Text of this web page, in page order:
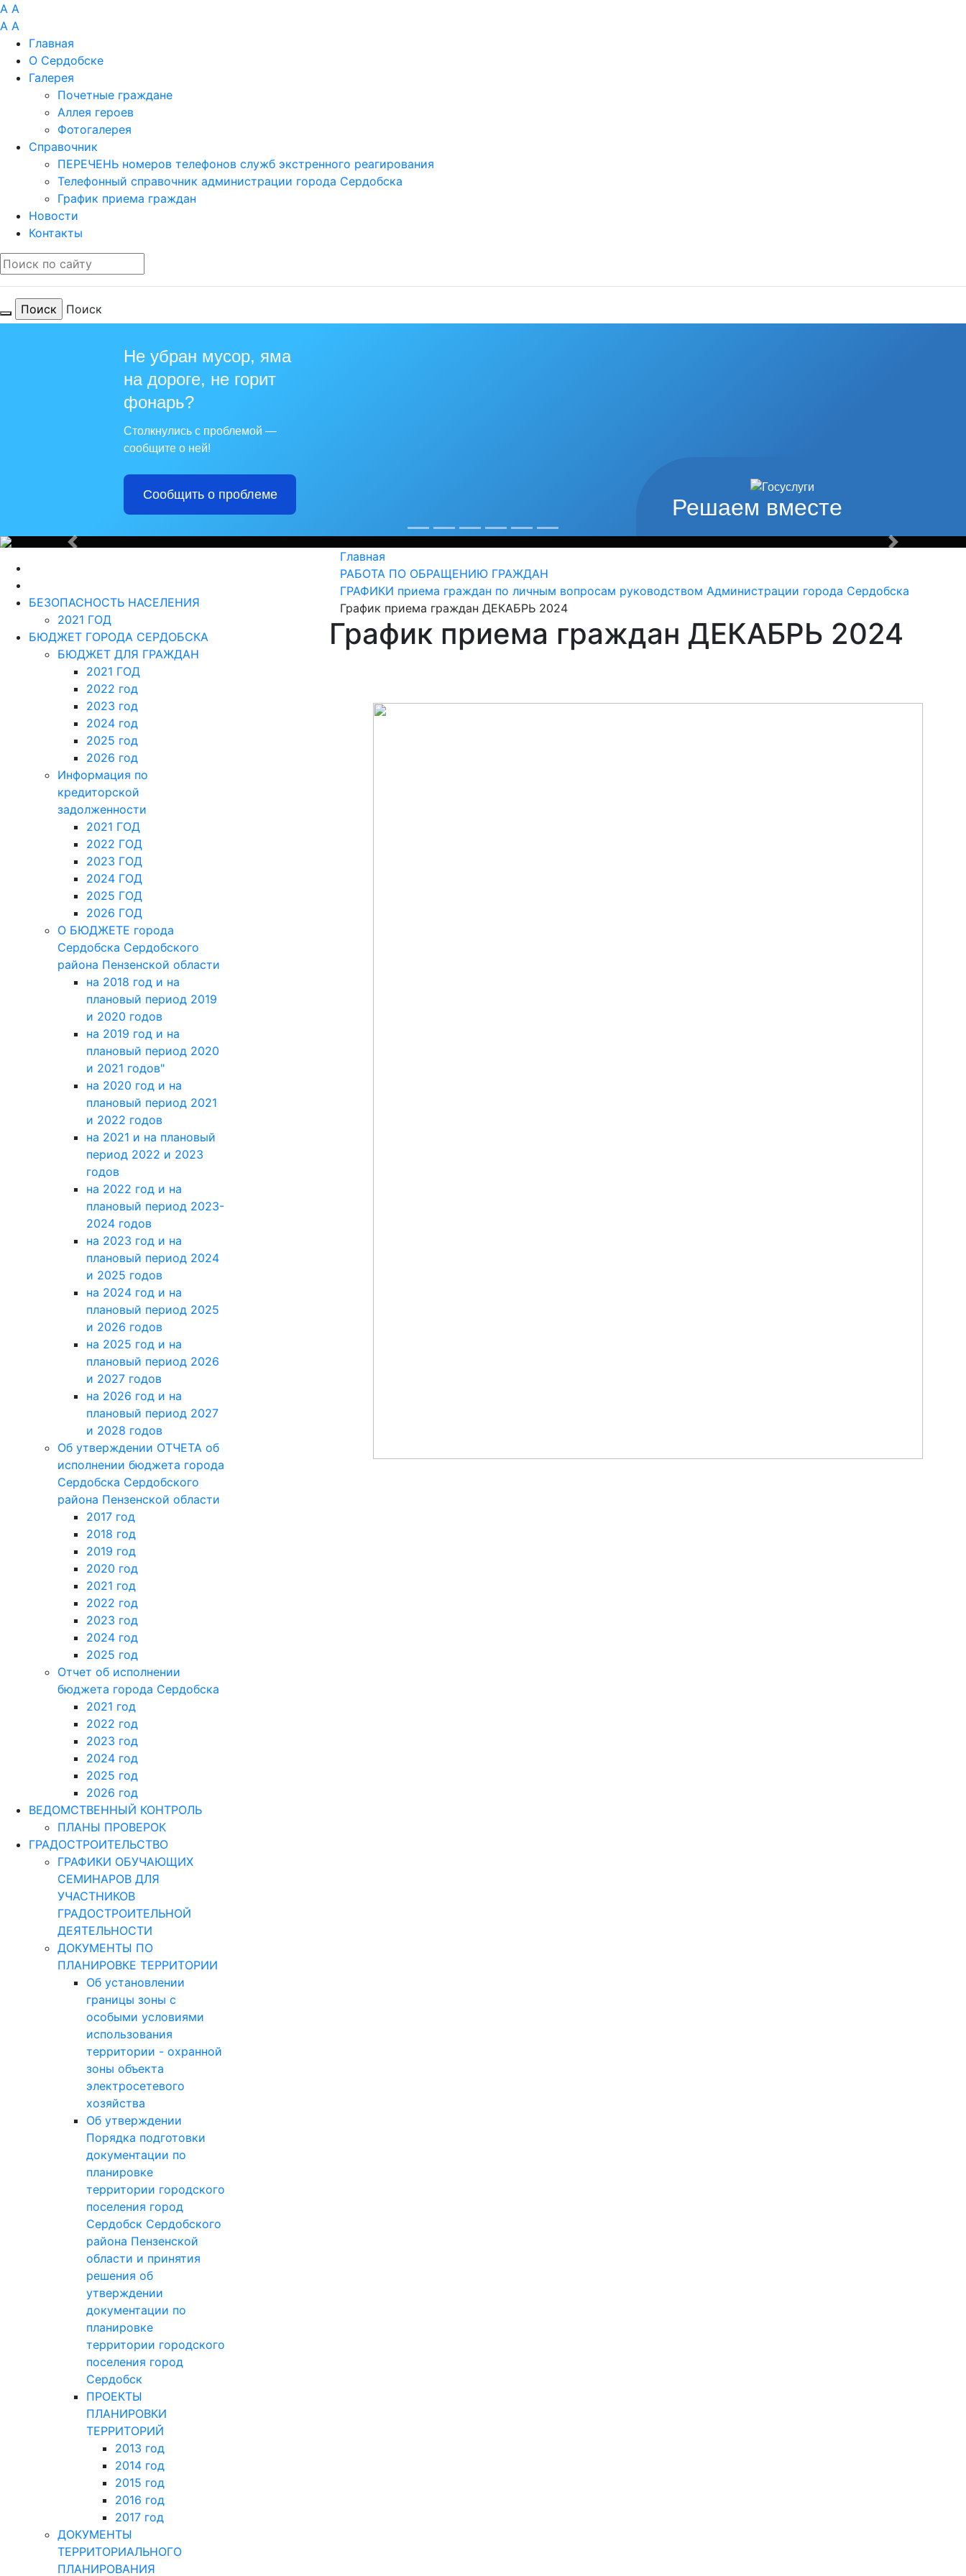
A A
A A
Главная
О Сердобске
Галерея
Почетные граждане
Аллея героев
Фотогалерея
Справочник
ПЕРЕЧЕНЬ номеров телефонов служб экстренного реагирования
Телефонный справочник администрации города Сердобска
График приема граждан
Новости
Контакты
Поиск
Решаем вместе
Не убран мусор, яма
на дороге, не горит
фонарь?
Столкнулись с проблемой —
сообщите о ней!
Сообщить о проблеме
Для тебя любимый город наши
Из года в год крепнет среди сердобчан авторитет физической культуры и спорта
Назад Вперед
БЕЗОПАСНОСТЬ НАСЕЛЕНИЯ
2021 ГОД
БЮДЖЕТ ГОРОДА СЕРДОБСКА
БЮДЖЕТ ДЛЯ ГРАЖДАН
2021 ГОД
2022 год
2023 год
2024 год
2025 год
2026 год
Информация по
кредиторской
задолженности
2021 ГОД
2022 ГОД
2023 ГОД
2024 ГОД
2025 ГОД
2026 ГОД
О БЮДЖЕТЕ города
Сердобска Сердобского
района Пензенской области
на 2018 год и на
плановый период 2019
и 2020 годов
на 2019 год и на
плановый период 2020
и 2021 годов"
на 2020 год и на
плановый период 2021
и 2022 годов
на 2021 и на плановый
период 2022 и 2023
годов
на 2022 год и на
плановый период 2023-
2024 годов
на 2023 год и на
плановый период 2024
и 2025 годов
на 2024 год и на
плановый период 2025
и 2026 годов
на 2025 год и на
плановый период 2026
и 2027 годов
на 2026 год и на
плановый период 2027
и 2028 годов
Об утверждении ОТЧЕТА об
исполнении бюджета города
Сердобска Сердобского
района Пензенской области
2017 год
2018 год
2019 год
2020 год
2021 год
2022 год
2023 год
2024 год
2025 год
Отчет об исполнении
бюджета города Сердобска
2021 год
2022 год
2023 год
2024 год
2025 год
2026 год
ВЕДОМСТВЕННЫЙ КОНТРОЛЬ
ПЛАНЫ ПРОВЕРОК
ГРАДОСТРОИТЕЛЬСТВО
ГРАФИКИ ОБУЧАЮЩИХ
СЕМИНАРОВ ДЛЯ
УЧАСТНИКОВ
ГРАДОСТРОИТЕЛЬНОЙ
ДЕЯТЕЛЬНОСТИ
ДОКУМЕНТЫ ПО
ПЛАНИРОВКЕ ТЕРРИТОРИИ
Об установлении
границы зоны с
особыми условиями
использования
территории - охранной
зоны объекта
электросетевого
хозяйства
Об утверждении
Порядка подготовки
документации по
планировке
территории городского
поселения город
Сердобск Сердобского
района Пензенской
области и принятия
решения об
утверждении
документации по
планировке
территории городского
поселения город
Сердобск
ПРОЕКТЫ
ПЛАНИРОВКИ
ТЕРРИТОРИЙ
2013 год
2014 год
2015 год
2016 год
2017 год
ДОКУМЕНТЫ
ТЕРРИТОРИАЛЬНОГО
ПЛАНИРОВАНИЯ
Главная
РАБОТА ПО ОБРАЩЕНИЮ ГРАЖДАН
ГРАФИКИ приема граждан по личным вопросам руководством Администрации города Сердобска
График приема граждан ДЕКАБРЬ 2024
График приема граждан ДЕКАБРЬ 2024